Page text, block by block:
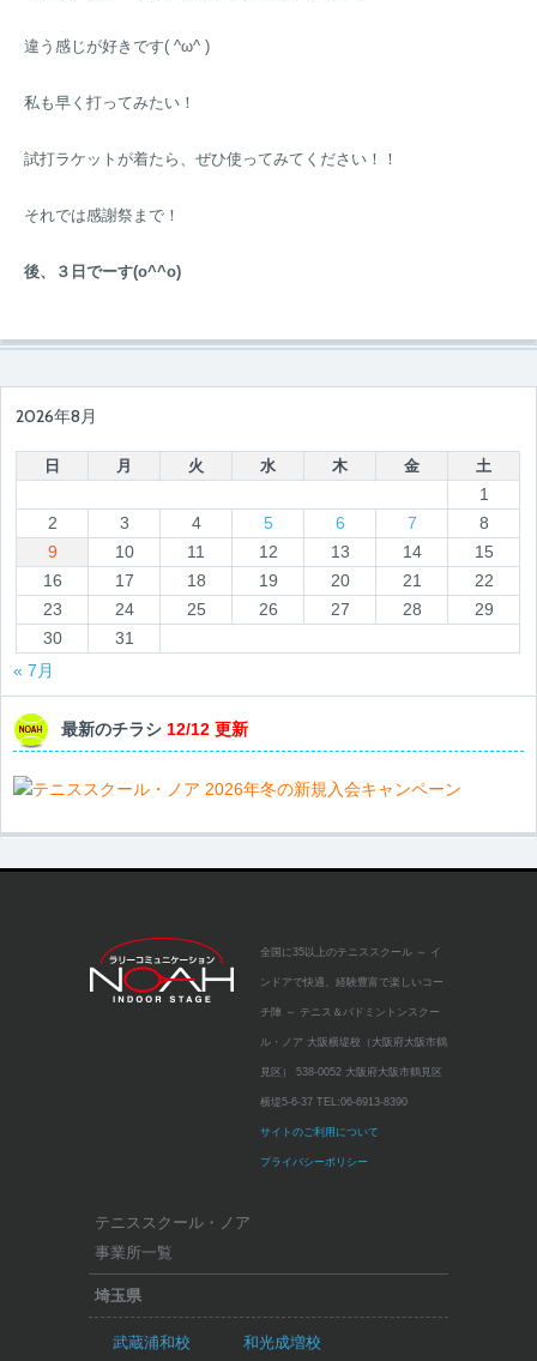
違う感じが好きです( ^ω^ )
私も早く打ってみたい！
試打ラケットが着たら、ぜひ使ってみてください！！
それでは感謝祭まで！
後、３日でーす(o^^o)
2026年8月
日 月 火 水 木 金 土
1
2
3 4 5 6 7
8
9
10 11 12 13 14
15
16
17 18 19 20 21
22
23
24 25 26 27 28
29
30
31
« 7月
最新のチラシ 12/12 更新
全国に35以上のテニススクール ～ イ
ンドアで快適、経験豊富で楽しいコー
チ陣 ～ テニス＆バドミントンスクー
ル・ノア 大阪横堤校（大阪府大阪市鶴
見区） 538-0052 大阪府大阪市鶴見区
横堤5-6-37 TEL:06-6913-8390
サイトのご利用について
プライバシーポリシー
テニススクール・ノア
事業所一覧
埼玉県
武蔵浦和校 和光成増校